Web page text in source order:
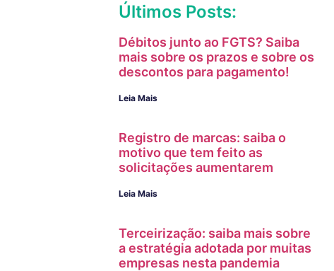
Últimos Posts:
Débitos junto ao FGTS? Saiba
mais sobre os prazos e sobre os
descontos para pagamento!
Leia Mais
Registro de marcas: saiba o
motivo que tem feito as
solicitações aumentarem
Leia Mais
Terceirização: saiba mais sobre
a estratégia adotada por muitas
empresas nesta pandemia